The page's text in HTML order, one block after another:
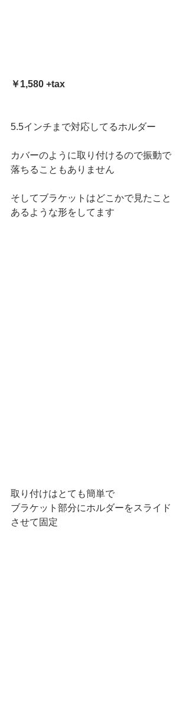
￥1,580 +tax
5.5インチまで対応してるホルダー
カバーのように取り付けるので振動で
落ちることもありません
そしてブラケットはどこかで見たこと
あるような形をしてます
取り付けはとても簡単で
ブラケット部分にホルダーをスライド
させて固定